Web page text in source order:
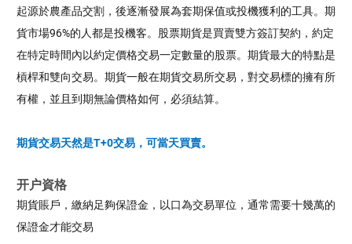
起源於農產品交割，後逐漸發展為套期保值或投機獲利的工具。期
貨市場96%的人都是投機客。股票期貨是買賣雙方簽訂契約，約定
在特定時間內以約定價格交易一定數量的股票。期貨最大的特點是
槓桿和雙向交易。期貨一般在期貨交易所交易，對交易標的擁有所
有權，並且到期無論價格如何，必須結算。
期貨交易天然是T+0交易，可當天買賣。
开户資格
期貨賬戶，繳納足夠保證金，以口為交易單位，通常需要十幾萬的
保證金才能交易